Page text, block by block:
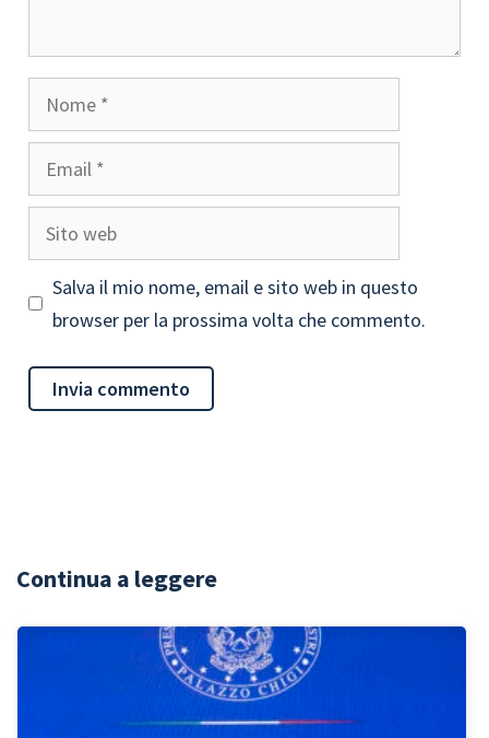
Sito
web
Salva il mio nome, email e sito web in questo
browser per la prossima volta che commento.
Continua a leggere